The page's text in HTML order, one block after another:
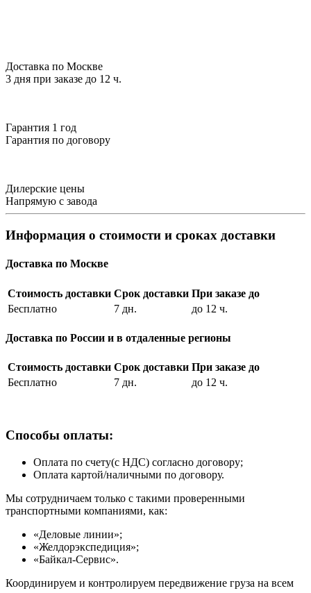
Доставка по Москве
3 дня при заказе до 12 ч.
Гарантия 1 год
Гарантия по договору
Дилерские цены
Напрямую с завода
Информация о стоимости и сроках доставки
Доставка по Москве
Стоимость доставки Срок доставки При заказе до
Бесплатно
7 дн. до 12 ч.
Доставка по России и в отдаленные регионы
Стоимость доставки Срок доставки При заказе до
Бесплатно
7 дн. до 12 ч.
Способы оплаты:
Оплата по счету(с НДС) согласно договору;
Оплата картой/наличными по договору.
Мы сотрудничаем только с такими проверенными
транспортными компаниями, как:
«Деловые линии»;
«Желдорэкспедиция»;
«Байкал-Сервис».
Координируем и контролируем передвижение груза на всем